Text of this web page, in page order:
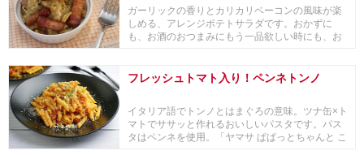
ガーリックの香りとカリカリベーコンの風味が楽
しめる、アレンジポテトサラダです。おかずに
も、お酒のおつまみにもう一品欲しい時にも、お
フレッシュトマト入り！ペンネトンノ
イタリア語でトンノとはまぐろの意味。ツナ缶×ト
マトでササッと作れるおいしいパスタです。パス
タはペンネを使用。「ヤマサ ぱぱっとちゃんと こ